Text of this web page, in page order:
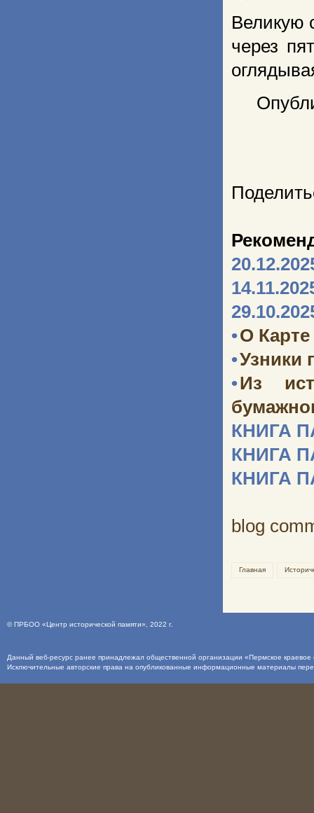
Великую
через
•О
•Узники
•Из
КНИГА
КНИГА
КНИГА
blog
Главная
©ПРБОО «Центр исторической памяти» , 2022 г.
Данный веб-ресурс ранее принадлежал общественной организации «Пермское
Исключительные авторские права на опубликованные информационные материалы